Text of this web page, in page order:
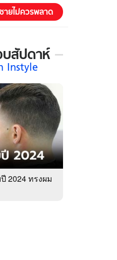
บตัว
ายไม่ควรพลาด
บสัปดาห์
Instyle
2024 ทรงผม